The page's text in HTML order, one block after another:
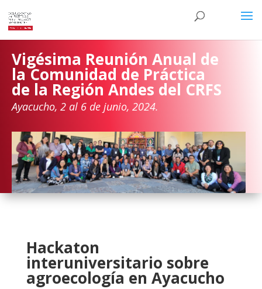
Vigésima Reunión Anual de
la Comunidad de Práctica
de la Región Andes del CRFS
Ayacucho, 2 al 6 de junio, 2024.
Hackaton
interuniversitario sobre
agroecología en Ayacucho